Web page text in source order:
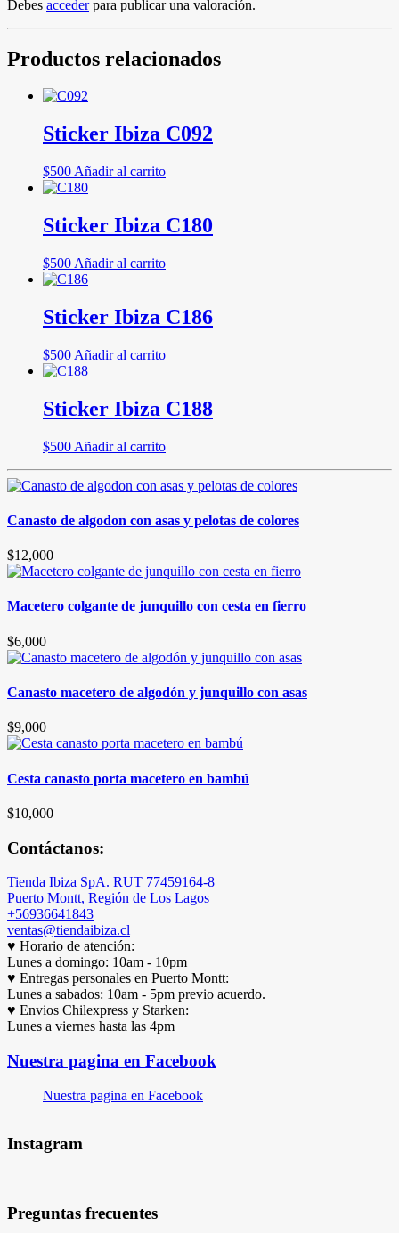
Debes accederpara publicar una valoración.
Productos relacionados
Sticker Ibiza C092
$500 Añadir al carrito
Sticker Ibiza C180
$500 Añadir al carrito
Sticker Ibiza C186
$500 Añadir al carrito
Sticker Ibiza C188
$500 Añadir al carrito
Canasto de algodon con asas y pelotas de colores
$12,000
Macetero colgante de junquillo con cesta en fierro
$6,000
Canasto macetero de algodón y junquillo con asas
$9,000
Cesta canasto porta macetero en bambú
$10,000
Contáctanos:
Tienda Ibiza SpA. RUT 77459164-8
Puerto Montt, Región de Los Lagos
+56936641843
ventas@tiendaibiza.cl
♥ Horario de atención:
Lunes a domingo: 10am - 10pm
♥ Entregas personales en Puerto Montt:
Lunes a sabados: 10am - 5pm previo acuerdo.
♥ Envios Chilexpress y Starken:
Lunes a viernes hasta las 4pm
Nuestra pagina en Facebook
Nuestra pagina en Facebook
Instagram
Preguntas frecuentes